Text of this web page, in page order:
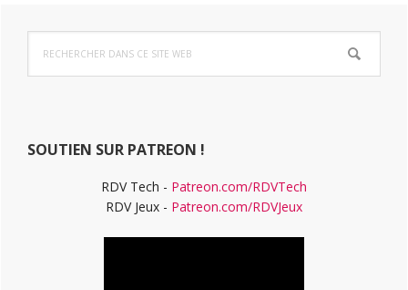
Barre
latérale
dans
ce
SOUTIEN SUR PATREON !
RDV Tech - Patreon.com/RDVTech
RDV Jeux - Patreon.com/RDVJeux